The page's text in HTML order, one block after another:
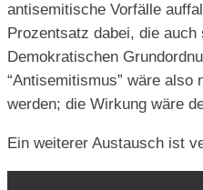
antisemitische Vorfälle
Prozentsatz dabei, die
Demokratischen
“Antisemitismus” wäre also
werden; die Wirkung wäre
Ein weiterer Austausch ist